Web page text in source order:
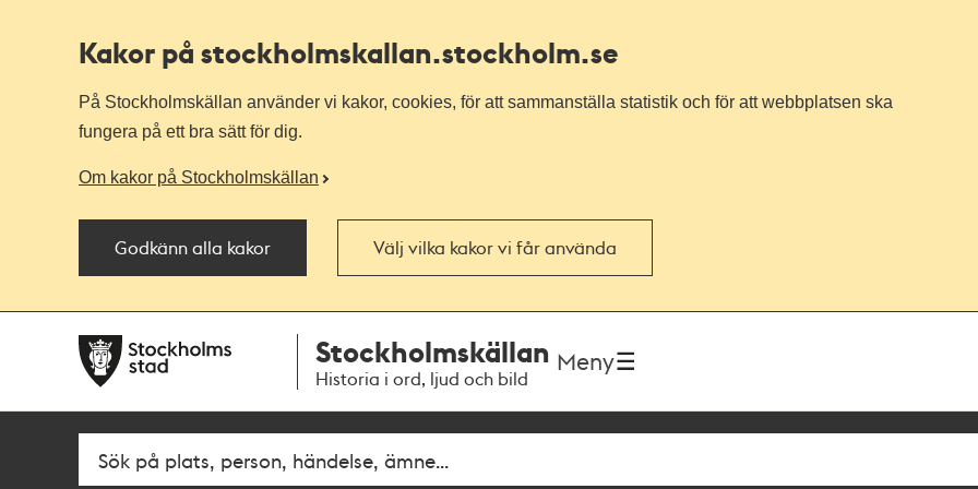
Kakor på stockholmskallan.stockholm.se
På Stockholmskällan använder vi kakor, cookies, för att sammanställa statistik och för att webbplatsen ska
fungera på ett bra sätt för dig.
Om kakor på Stockholmskällan
Godkänn alla kakor Välj vilka kakor vi får använda
navigationen
huvudinnehållet
Stockholmskällan
Historia i ord, ljud och bild
Meny
SökFritextsök